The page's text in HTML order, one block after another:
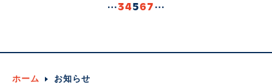
34567
ホーム お知らせ